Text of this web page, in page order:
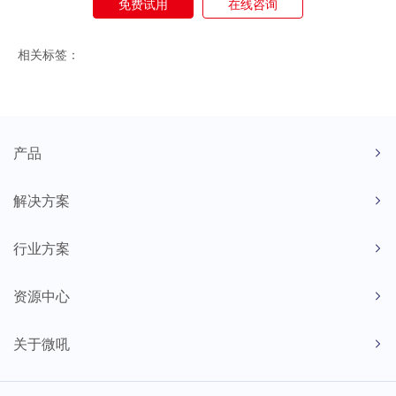
相关标签：
产品
解决方案
行业方案
资源中心
关于微吼